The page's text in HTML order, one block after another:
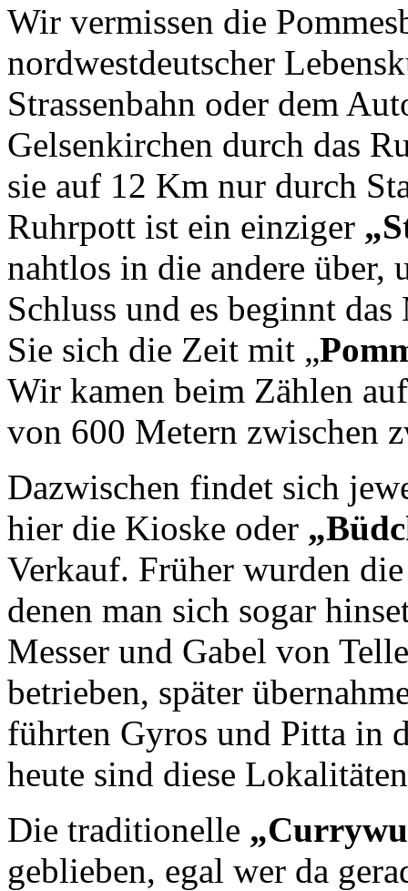
Wir vermissen die
nordwestdeutscher
Strassenbahn oder dem
Gelsenkirchen durch das
sie auf 12 Km nur durch
Ruhrpott ist ein einziger
nahtlos in die andere
Schluss und es beginnt
Sie sich die Zeit mit „
Wir kamen beim Zählen
von 600 Metern zwischen
Dazwischen findet sich
hier die Kioske oder
Verkauf. Früher wurden
denen man sich sogar
Messer und Gabel von
betrieben, später
führten Gyros und Pitta in
heute sind diese
Die traditionelle
geblieben, egal wer da